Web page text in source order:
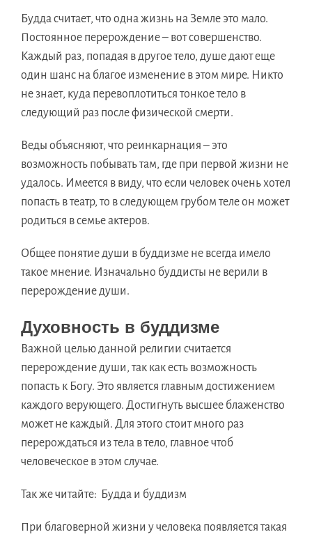
Будда считает, что одна жизнь на Земле это мало.
Постоянное перерождение – вот совершенство.
Каждый раз, попадая в другое тело, душе дают еще
один шанс на благое изменение в этом мире. Никто
не знает, куда перевоплотиться тонкое тело в
следующий раз после физической смерти.
Веды объясняют, что реинкарнация – это
возможность побывать там, где при первой жизни не
удалось. Имеется в виду, что если человек очень хотел
попасть в театр, то в следующем грубом теле он может
родиться в семье актеров.
Общее понятие души в буддизме не всегда имело
такое мнение. Изначально буддисты не верили в
перерождение души.
Духовность в буддизме
Важной целью данной религии считается
перерождение души, так как есть возможность
попасть к Богу. Это является главным достижением
каждого верующего. Достигнуть высшее блаженство
может не каждый. Для этого стоит много раз
перерождаться из тела в тело, главное чтоб
человеческое в этом случае.
Так же читайте: Будда и буддизм
При благоверной жизни у человека появляется такая